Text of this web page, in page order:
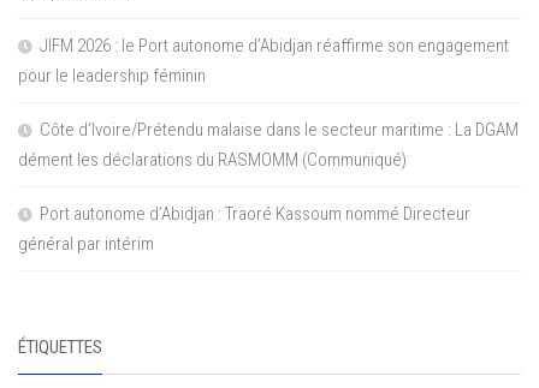
JIFM 2026 : le Port autonome d’Abidjan réaffirme son engagement
pour le leadership féminin
Côte d’Ivoire/Prétendu malaise dans le secteur maritime : La DGAM
dément les déclarations du RASMOMM (Communiqué)
Port autonome d’Abidjan : Traoré Kassoum nommé Directeur
général par intérim
ÉTIQUETTES